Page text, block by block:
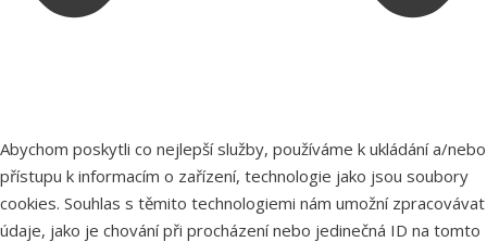
Abychom poskytli co nejlepší služby, používáme k ukládání a/nebo
přístupu k informacím o zařízení, technologie jako jsou soubory
cookies. Souhlas s těmito technologiemi nám umožní zpracovávat
údaje, jako je chování při procházení nebo jedinečná ID na tomto